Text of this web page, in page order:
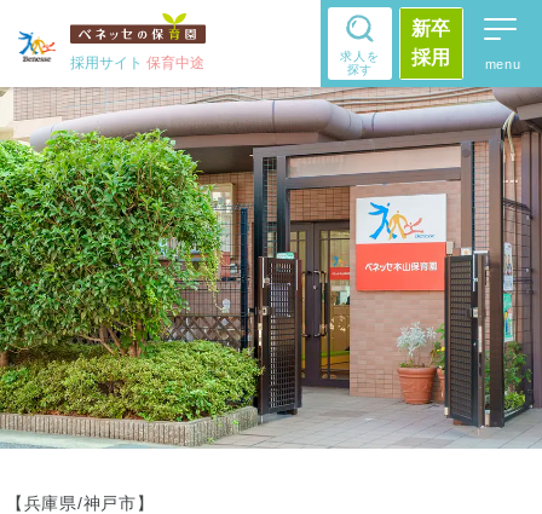
採用サイト 保育中途
求人を
探す
新卒
採用
【兵庫県/神戸市】